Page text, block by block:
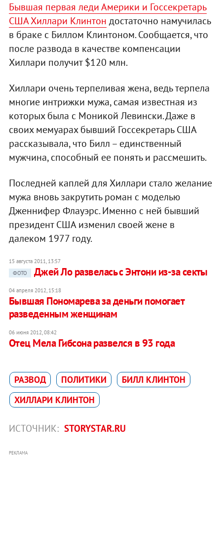
Бывшая первая леди Америки и Госсекретарь
США Хиллари Клинтон достаточно намучилась
в браке с Биллом Клинтоном. Сообщается, что
после развода в качестве компенсации
Хиллари получит $120 млн.
Хиллари очень терпеливая жена, ведь терпела
многие интрижки мужа, самая известная из
которых была с Моникой Левински. Даже в
своих мемуарах бывший Госсекретарь США
рассказывала, что Билл – единственный
мужчина, способный ее понять и рассмешить.
Последней каплей для Хиллари стало желание
мужа вновь закрутить роман с моделью
Дженнифер Флауэрс. Именно с ней бывший
президент США изменил своей жене в
далеком 1977 году.
15 августа 2011, 13:57
ФОТО
Джей Ло развелась с Энтони из-за секты
04 апреля 2012, 15:18
Бывшая Пономарева за деньги помогает
разведенным женщинам
06 июня 2012, 08:42
Отец Мела Гибсона развелся в 93 года
РАЗВОД ПОЛИТИКИ
БИЛЛ КЛИНТОН
ХИЛЛАРИ КЛИНТОН
ИСТОЧНИК: STORYSTAR.RU
РЕКЛАМА